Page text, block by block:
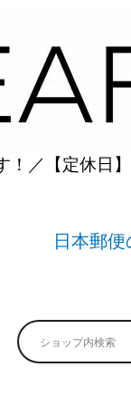
！／【定休日
日本郵